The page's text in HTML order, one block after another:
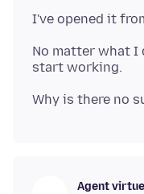
No matter what
Agent